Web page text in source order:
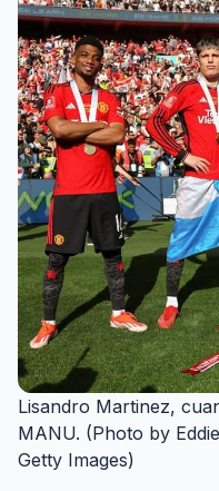
Lisandro Martinez,
MANU. (Photo by
Getty Images)